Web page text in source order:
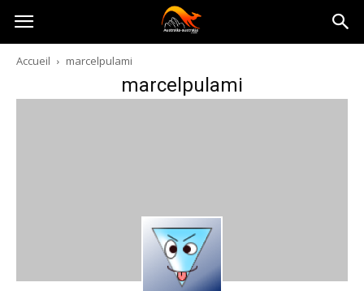
Australia-
australie.com
Accueil marcelpulami
marcelpulami